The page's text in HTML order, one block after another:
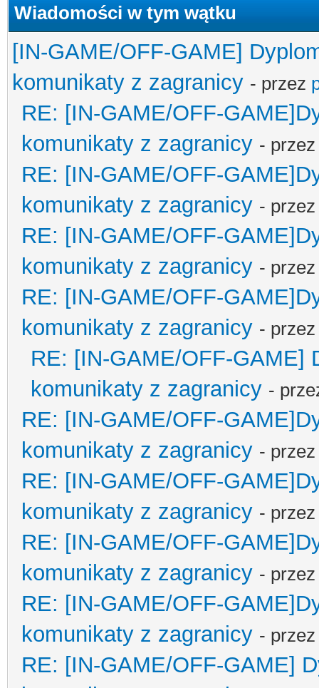
Wiadomości w tym wątku
[IN-GAME/OFF-GAME]
komunikaty z zagranicy - przez
RE: [IN-GAME/OFF-
komunikaty z zagranicy -
RE: [IN-GAME/OFF-
komunikaty z zagranicy -
RE: [IN-GAME/OFF-
komunikaty z zagranicy -
RE: [IN-GAME/OFF-
komunikaty z zagranicy -
RE: [IN-GAME/OFF-GAME]
komunikaty z zagranicy -
RE: [IN-GAME/OFF-
komunikaty z zagranicy -
RE: [IN-GAME/OFF-
komunikaty z zagranicy -
RE: [IN-GAME/OFF-
komunikaty z zagranicy -
RE: [IN-GAME/OFF-
komunikaty z zagranicy -
RE: [IN-GAME/OFF-GAME]